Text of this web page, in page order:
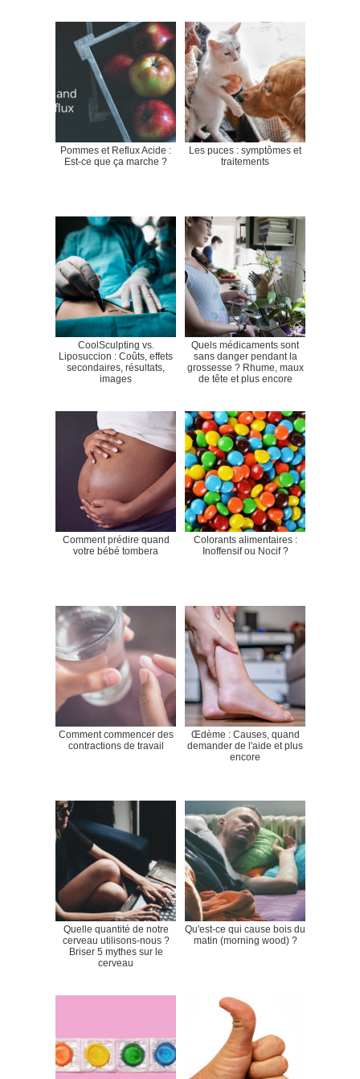
Pommes et Reflux Acide :
Est-ce que ça marche ?
Les puces : symptômes et
traitements
CoolSculpting vs.
Liposuccion : Coûts, effets
secondaires, résultats,
images
Quels médicaments sont
sans danger pendant la
grossesse ? Rhume, maux
de tête et plus encore
Comment prédire quand
votre bébé tombera
Colorants alimentaires :
Inoffensif ou Nocif ?
Comment commencer des
contractions de travail
Œdème : Causes, quand
demander de l'aide et plus
encore
Quelle quantité de notre
cerveau utilisons-nous ?
Briser 5 mythes sur le
cerveau
Qu'est-ce qui cause bois du
matin (morning wood) ?